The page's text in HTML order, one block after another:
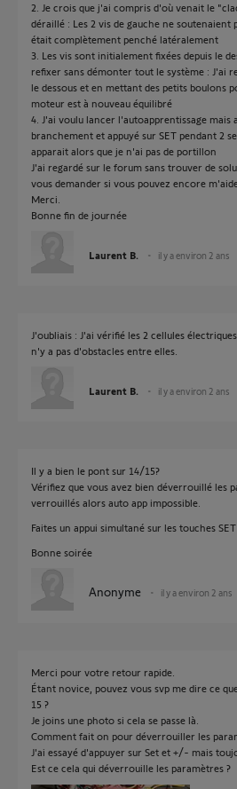
2. Je crois que j'ai compris d'où venait le
déraillé : Les 2 vis de gauche ne soutenaient
était complètement penché latéralement
3. Les vis sont initialement fixées depuis le
refixer sans démonter tout le système : J'ai
le dessous et en mettant des petits boulons
moteur est à nouveau équilibré
4. J'ai voulu lancer l'autoapprentissage mais
branchement et appuyé sur SET pendant 2
apparait alors que je n'ai pas de portillon
J'ai regardé sur le forum sans trouver de
vous demander si vous pouvez encore
Merci.
Bonne fin de journée
Laurent B. il y a environ 2 ans
J'oubliais : J'ai vérifié les 2 cellules
n'y a pas d'obstacles entre elles.
Laurent B. il y a environ 2 ans
Il y a bien le pont sur 14/15?
Vérifiez que vous avez bien déverrouillé les
verrouillés alors auto app impossible.
Faites un appui simultané sur les touches
Bonne soirée
Anonyme il y a environ 2 ans
Merci pour votre retour rapide.
Étant novice, pouvez vous svp me dire ce
15 ?
Je joins une photo si cela se passe là.
Comment fait on pour déverrouiller les
J'ai essayé d'appuyer sur Set et +/- mais
Est ce cela qui déverrouille les paramètres ?